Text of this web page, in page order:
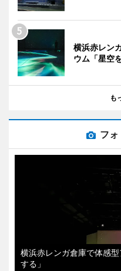
横浜赤レン
ウム「星空
も
フ
横浜赤レンガ倉庫で体感
する」